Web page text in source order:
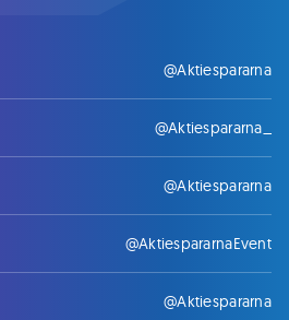
@Aktiespararna
@Aktiespararna_
@Aktiespararna
@AktiespararnaEvent
@Aktiespararna